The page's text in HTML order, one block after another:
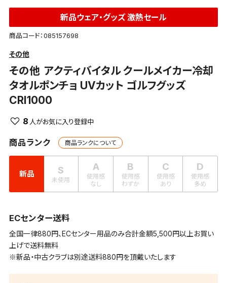
新品ウェア・グッズ 激熱セール
商品コード：085157698
その他
その他 アクティバイタル クールメイカー冷却
タオルポンチョ UVカット ゴルフグッズ
CRI1000
8
商品ランク 商品ランクについて
新品 S
未使用
A
使用感
なし
B
使用感
わずか
C
使用感
あり
D
使用感
多め
ECセンター送料
全国一律880円、ECセンター用品のみ合計金額5,500円以上お買い
上げで送料無料
※新品・中古クラブは別途送料880円を頂戴いたします